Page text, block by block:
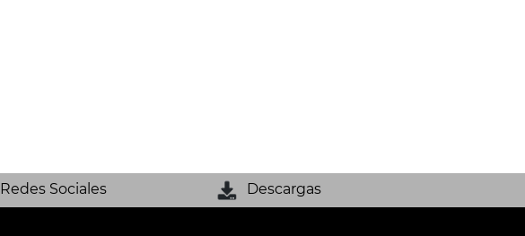
Redes Sociales Descargas